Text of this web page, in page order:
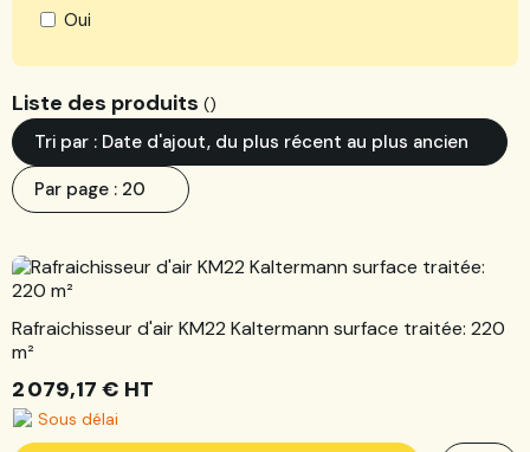
Oui
Liste des produits ()
Tri par : Date d'ajout, du plus récent au plus ancien
Par page : 20
Rafraichisseur d'air KM22 Kaltermann surface traitée: 220
m²
2 079,17 € HT
Sous délai